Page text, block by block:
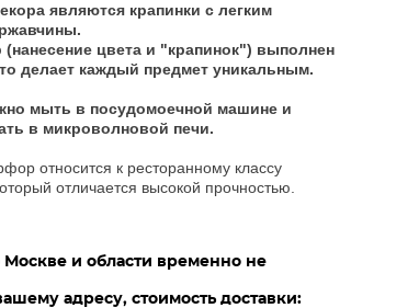
являются крапинки с легким
(нанесение цвета и "крапинок") выполнен
делает каждый предмет уникальным.
мыть в посудомоечной машине и
в микроволновой печи.
относится к ресторанному классу
отличается высокой прочностью.
Москве и области временно не
адресу, стоимость доставки: